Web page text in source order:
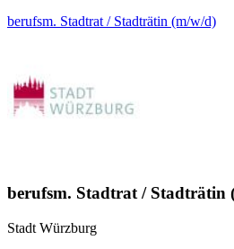
berufsm. Stadtrat / Stadträtin (m/w/d)
berufsm. Stadtrat / Stadträtin
Stadt Würzburg